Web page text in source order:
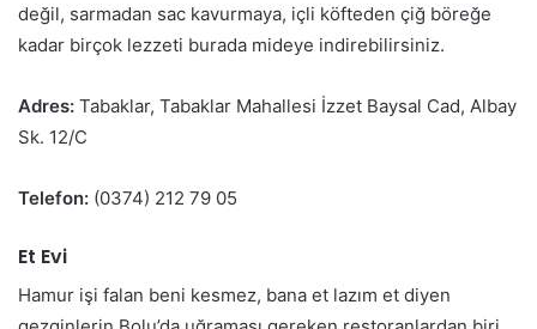
değil, sarmadan sac kavurmaya, içli köfteden çiğ böreğe
kadar birçok lezzeti burada mideye indirebilirsiniz.
Adres: Tabaklar, Tabaklar Mahallesi İzzet Baysal Cad, Albay
Sk. 12/C
Telefon: (0374) 212 79 05
Et Evi
Hamur işi falan beni kesmez, bana et lazım et diyen